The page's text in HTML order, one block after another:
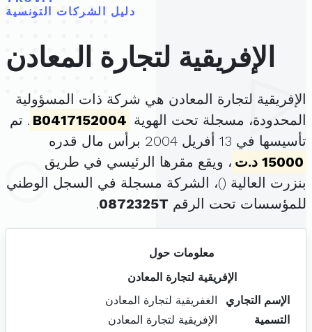
دليل الشركات التونسية
الإفريقية لتجارة المعادن
الإفريقية لتجارة المعادن هي شركة ذات المسؤولية
المحدودة، مسجلة تحت الهوية B0417152004 . تم
تأسيسها في 13 أفريل 2004 برأس مال قدره
15000 د.ت
، ويقع مقرها الرئيسي في طريق
بنزرت العالية ()، الشركة مسجلة في السجل الوطني
للمؤسسات تحت الرقم 0872325T
.
معلومات حول
الإفريقية لتجارة المعادن
الإسم التجاري
الغفريقية لتجارة المعادن
التسمية
الإفريقية لتجارة المعادن